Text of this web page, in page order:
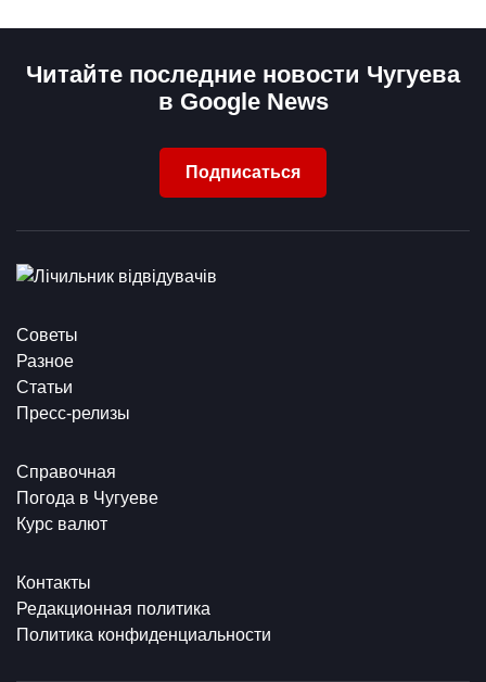
Читайте последние новости Чугуева
в Google News
Подписаться
Советы
Разное
Статьи
Пресс-релизы
Справочная
Погода в Чугуеве
Курс валют
Контакты
Редакционная политика
Политика конфиденциальности